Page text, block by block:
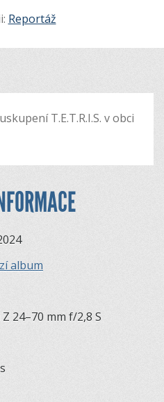
Reportáž
T.E.T.R.I.S. v obci
album
24–70 mm f/2,8 S